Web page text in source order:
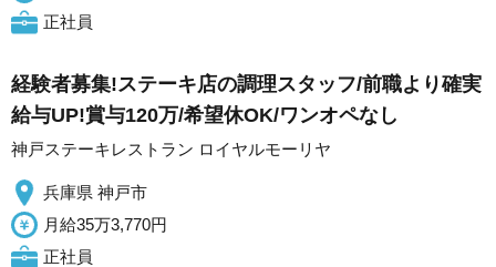
正社員
経験者募集!ステーキ店の調理スタッフ/前職より確実
給与UP!賞与120万/希望休OK/ワンオペなし
神戸ステーキレストラン ロイヤルモーリヤ
兵庫県 神戸市
月給35万3,770円
正社員